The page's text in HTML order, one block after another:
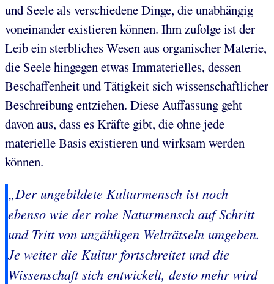
und Seele als verschiedene Dinge, die unabhängig
voneinander existieren können. Ihm zufolge ist der
Leib ein sterbliches Wesen aus organischer Materie,
die Seele hingegen etwas Immaterielles, dessen
Beschaffenheit und Tätigkeit sich wissenschaftlicher
Beschreibung entziehen. Diese Auffassung geht
davon aus, dass es Kräfte gibt, die ohne jede
materielle Basis existieren und wirksam werden
können.
„Der ungebildete Kulturmensch ist noch
ebenso wie der rohe Naturmensch auf Schritt
und Tritt von unzähligen Welträtseln umgeben.
Je weiter die Kultur fortschreitet und die
Wissenschaft sich entwickelt, desto mehr wird